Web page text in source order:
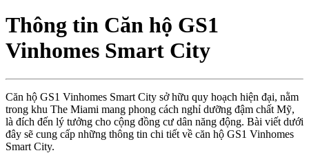
Thông tin Căn hộ GS1
Vinhomes Smart City
Căn hộ GS1 Vinhomes Smart City sở hữu quy hoạch hiện đại, nằm
trong khu The Miami mang phong cách nghỉ dưỡng đậm chất Mỹ,
là đích đến lý tưởng cho cộng đồng cư dân năng động. Bài viết dưới
đây sẽ cung cấp những thông tin chi tiết về căn hộ GS1 Vinhomes
Smart City.